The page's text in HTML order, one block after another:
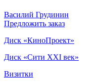
Василий Грудинин
Предложить заказ
Диск «КиноПроект»
Диск «Сити XXI век»
Визитки